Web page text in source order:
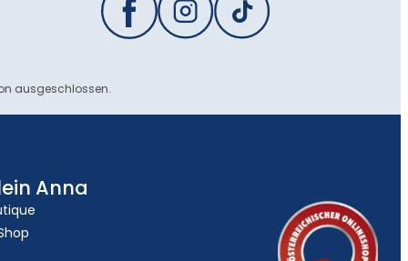
ausgeschlossen.
Anna